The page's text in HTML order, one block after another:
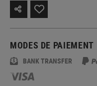
MODES DE PAIEMENT
BANK TRANSFER